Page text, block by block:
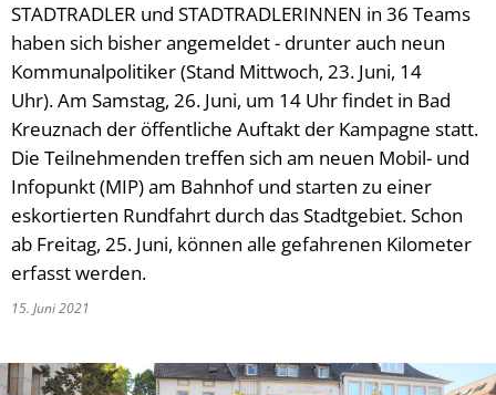
STADTRADLER und STADTRADLERINNEN in 36 Teams
haben sich bisher angemeldet - drunter auch neun
Kommunalpolitiker (Stand Mittwoch, 23. Juni, 14
Uhr). Am Samstag, 26. Juni, um 14 Uhr findet in Bad
Kreuznach der öffentliche Auftakt der Kampagne statt.
Die Teilnehmenden treffen sich am neuen Mobil- und
Infopunkt (MIP) am Bahnhof und starten zu einer
eskortierten Rundfahrt durch das Stadtgebiet. Schon
ab Freitag, 25. Juni, können alle gefahrenen Kilometer
erfasst werden.
15. Juni 2021